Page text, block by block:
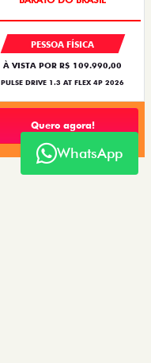
PESSOA FÍSICA
À VISTA POR R$ 109.990,00
PULSE DRIVE 1.3 AT FLEX 4P 2026
Quero agora!
WhatsApp